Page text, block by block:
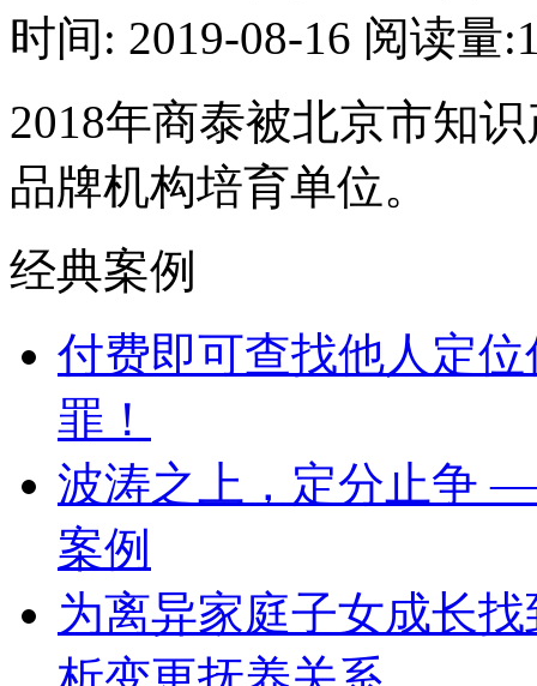
时间: 2019-08-16 阅读量
2018年商泰被北京市知
品牌机构培育单位。
经典案例
付费即可查找他人定
罪！
波涛之上，定分止争
案例
为离异家庭子女成长